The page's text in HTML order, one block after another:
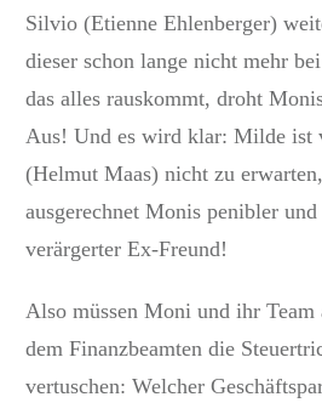
Silvio (Etienne Ehlenberger)
dieser schon lange nicht mehr
das alles rauskommt, droht
Aus! Und es wird klar: Milde ist
(Helmut Maas) nicht zu
ausgerechnet Monis penibler
verärgerter Ex-Freund!
Also müssen Moni und ihr Team
dem Finanzbeamten die
vertuschen: Welcher